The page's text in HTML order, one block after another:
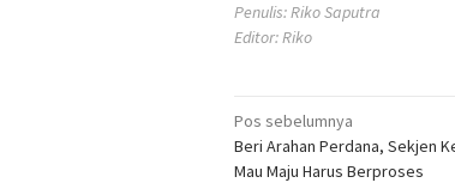
Penulis: Riko Saputra
Editor: Riko
Navigasi
pos
Pos sebelumnya
Beri Arahan Perdana, Sekjen
Mau Maju Harus Berproses